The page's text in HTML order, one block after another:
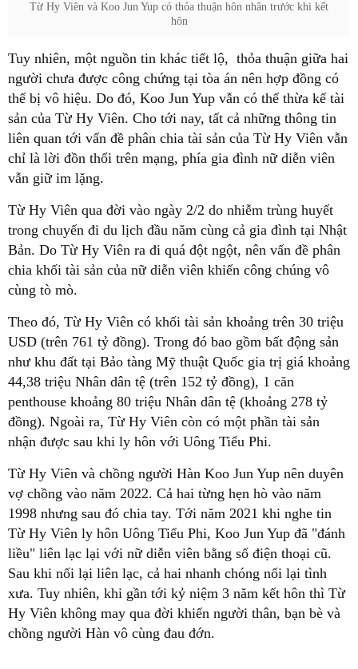
Từ Hy Viên và Koo Jun Yup có thỏa thuận hôn nhân trước khi kết
hôn
Tuy nhiên, một nguồn tin khác tiết lộ, thỏa thuận giữa hai
người chưa được công chứng tại tòa án nên hợp đồng có
thể bị vô hiệu. Do đó, Koo Jun Yup vẫn có thể thừa kế tài
sản của Từ Hy Viên. Cho tới nay, tất cả những thông tin
liên quan tới vấn đề phân chia tài sản của Từ Hy Viên vẫn
chỉ là lời đồn thổi trên mạng, phía gia đình nữ diễn viên
vẫn giữ im lặng.
Từ Hy Viên qua đời vào ngày 2/2 do nhiễm trùng huyết
trong chuyến đi du lịch đầu năm cùng cả gia đình tại Nhật
Bản. Do Từ Hy Viên ra đi quá đột ngột, nên vấn đề phân
chia khối tài sản của nữ diễn viên khiến công chúng vô
cùng tò mò.
Theo đó, Từ Hy Viên có khối tài sản khoảng trên 30 triệu
USD (trên 761 tỷ đồng). Trong đó bao gồm bất động sản
như khu đất tại Bảo tàng Mỹ thuật Quốc gia trị giá khoảng
44,38 triệu Nhân dân tệ (trên 152 tỷ đồng), 1 căn
penthouse khoảng 80 triệu Nhân dân tệ (khoảng 278 tỷ
đồng). Ngoài ra, Từ Hy Viên còn có một phần tài sản
nhận được sau khi ly hôn với Uông Tiểu Phi.
Từ Hy Viên và chồng người Hàn Koo Jun Yup nên duyên
vợ chồng vào năm 2022. Cả hai từng hẹn hò vào năm
1998 nhưng sau đó chia tay. Tới năm 2021 khi nghe tin
Từ Hy Viên ly hôn Uông Tiểu Phi, Koo Jun Yup đã "đánh
liều" liên lạc lại với nữ diễn viên bằng số điện thoại cũ.
Sau khi nối lại liên lạc, cả hai nhanh chóng nối lại tình
xưa. Tuy nhiên, khi gần tới kỷ niệm 3 năm kết hôn thì Từ
Hy Viên không may qua đời khiến người thân, bạn bè và
chồng người Hàn vô cùng đau đớn.